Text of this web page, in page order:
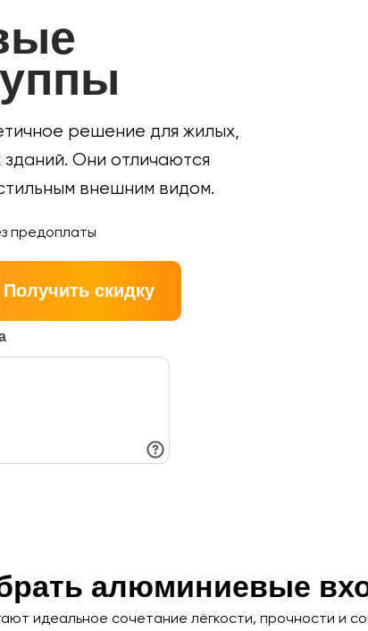
решение для жилых,
Они отличаются
внешним видом.
предоплаты
Получить скидку
алюминиевые
идеальное сочетание лёгкости, прочности и